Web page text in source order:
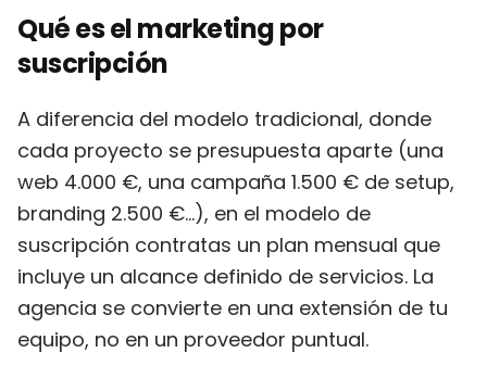
Qué es el marketing por
suscripción
A diferencia del modelo tradicional, donde
cada proyecto se presupuesta aparte (una
web 4.000 €, una campaña 1.500 € de setup,
branding 2.500 €…), en el modelo de
suscripción contratas un plan mensual que
incluye un alcance definido de servicios. La
agencia se convierte en una extensión de tu
equipo, no en un proveedor puntual.